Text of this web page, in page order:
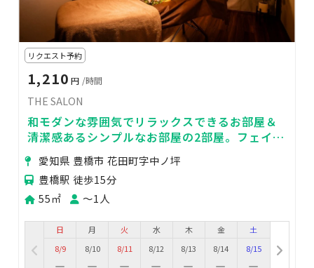
リクエスト予約
1,210 円 /時間
THE SALON
和モダンな雰囲気でリラックスできるお部屋＆
清潔感あるシンプルなお部屋の2部屋。フェイシ
ャル/ヘッドスパ/リンパマッサージ/よもぎ蒸し
愛知県 豊橋市 花田町字中ノ坪
豊橋駅 徒歩15分
55㎡
〜1人
日
8/9
月
8/10
火
8/11
水
8/12
木
8/13
金
8/14
土
8/15